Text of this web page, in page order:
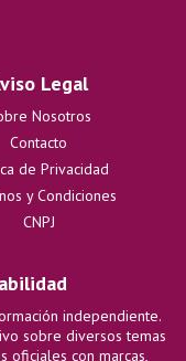
Legal
Nosotros
Contacto
de Privacidad
y Condiciones
CNPJ
independiente.
sobre diversos temas
oficiales con marcas,